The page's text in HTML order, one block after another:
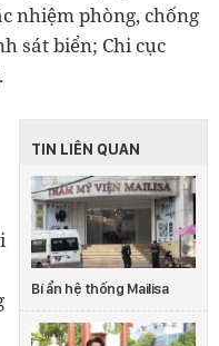
nhiệm phòng, chống
sát biển; Chi cục
TIN LIÊN QUAN
Bí ẩn hệ thống Mailisa